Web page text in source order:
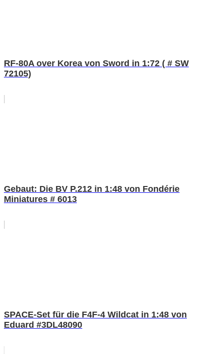
RF-80A over Korea von Sword in 1:72 ( # SW
72105)
Gebaut: Die BV P.212 in 1:48 von Fondérie
Miniatures # 6013
SPACE-Set für die F4F-4 Wildcat in 1:48 von
Eduard #3DL48090